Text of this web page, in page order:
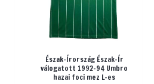
Észak-Írország Észak-Ír
válogatott 1992-94 Umbro
hazai foci mez L-es